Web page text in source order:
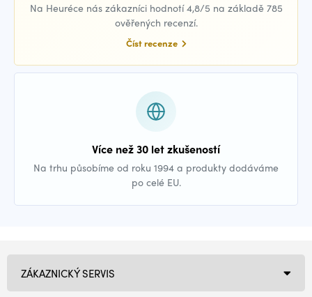
Na Heuréce nás zákazníci hodnotí 4,8/5 na základě 785
ověřených recenzí.
Číst recenze
Více než 30 let zkušeností
Na trhu působíme od roku 1994 a produkty dodáváme
po celé EU.
ZÁKAZNICKÝ SERVIS